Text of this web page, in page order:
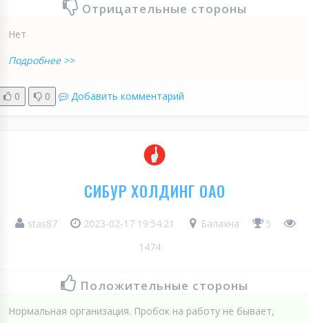
Отрицательные стороны
Нет
Подробнее >>
0 0 Добавить комментарий
СИБУР ХОЛДИНГ ОАО
stas87 2023-02-17 19:54:21 Балахна
5
1474
Положительные стороны
Нормальная организация. Пробок на работу не бывает,